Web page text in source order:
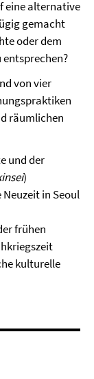
eine alternative
gemacht
oder dem
von vier
räumlichen
und der
)
in Seoul
frühen
kulturelle